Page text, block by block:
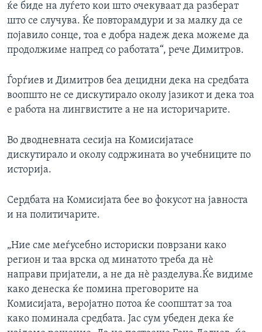
ќе биде на луѓето кои што очекуваат да разберат
што се случува. Ќе повторамдури и за малку да се
појавило сонце, тоа е добра надеж дека можеме да
продолжиме напред со работата“, рече Димитров.
Ѓорѓиев и Димитров беа децидни дека на средбата
воопшто не се дискутирало околу јазикот и дека тоа
е работа на лингвистите а не на историчарите.
Во дводневната сесија на Комисијатасе
дискутирало и околу содржината во учебниците по
историја.
Сердбата на Комисијата бее во фокусот на јавноста
и на политичарите.
„Ние сме меѓусебно историски поврзани како
регион и таа врска од минатото треба да нѐ
направи пријатели, а не да нѐ разделува.Ќе видиме
како денеска ќе помина преговорите на
Комисијата, веројатно потоа ќе соопштат за тоа
како поминала средбата. Јас сум убеден дека ќе